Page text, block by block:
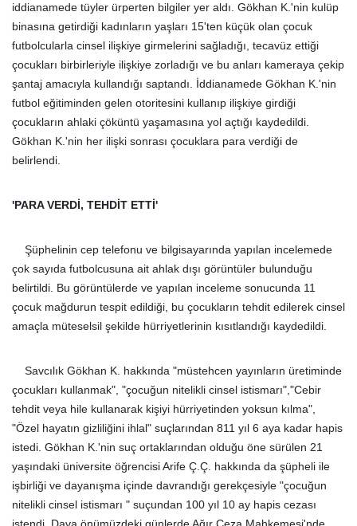
iddianamede tüyler ürperten bilgiler yer aldı. Gökhan K.'nin kulüp
binasına getirdiği kadınların yaşları 15'ten küçük olan çocuk
futbolcularla cinsel ilişkiye girmelerini sağladığı, tecavüz ettiği
çocukları birbirleriyle ilişkiye zorladığı ve bu anları kameraya çekip
şantaj amacıyla kullandığı saptandı. İddianamede Gökhan K.'nin
futbol eğitiminden gelen otoritesini kullanıp ilişkiye girdiği
çocukların ahlaki çöküntü yaşamasına yol açtığı kaydedildi.
Gökhan K.'nin her ilişki sonrası çocuklara para verdiği de
belirlendi.
'PARA VERDİ, TEHDİT ETTİ'
Şüphelinin cep telefonu ve bilgisayarında yapılan incelemede
çok sayıda futbolcusuna ait ahlak dışı görüntüler bulunduğu
belirtildi. Bu görüntülerde ve yapılan inceleme sonucunda 11
çocuk mağdurun tespit edildiği, bu çocukların tehdit edilerek cinsel
amaçla müteselsil şekilde hürriyetlerinin kısıtlandığı kaydedildi.
Savcılık Gökhan K. hakkında "müstehcen yayınların üretiminde
çocukları kullanmak", "çocuğun nitelikli cinsel istismarı","Cebir
tehdit veya hile kullanarak kişiyi hürriyetinden yoksun kılma",
"Özel hayatın gizliliğini ihlal" suçlarından 811 yıl 6 aya kadar hapis
istedi. Gökhan K.'nin suç ortaklarından olduğu öne sürülen 21
yaşındaki üniversite öğrencisi Arife Ç.Ç. hakkında da şüpheli ile
işbirliği ve dayanışma içinde davrandığı gerekçesiyle "çocuğun
nitelikli cinsel istismarı " suçundan 100 yıl 10 ay hapis cezası